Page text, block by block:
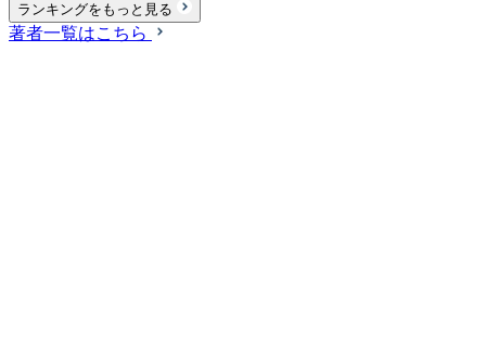
ランキングをもっと見る
著者一覧はこちら